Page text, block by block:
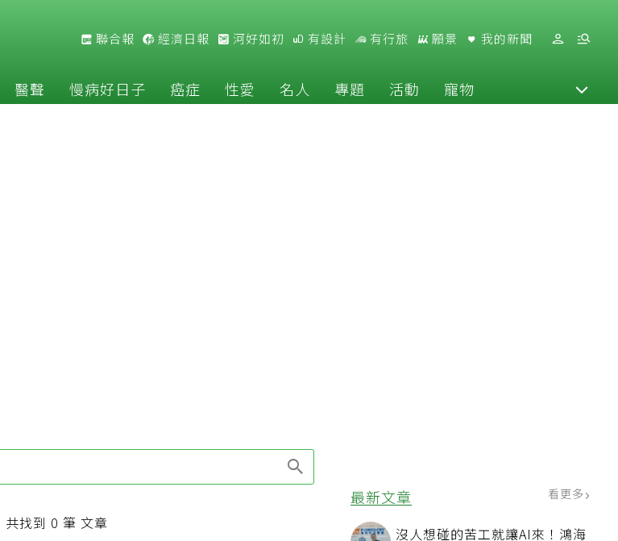
聯合報 經濟日報 河好如初 有設計 有行旅 願景 我的新聞
醫聲 慢病好日子 癌症 性愛 名人 專題 活動 寵物
最新文章 看更多
沒人想碰的苦工就讓AI來！鴻海
共找到 0 筆 文章